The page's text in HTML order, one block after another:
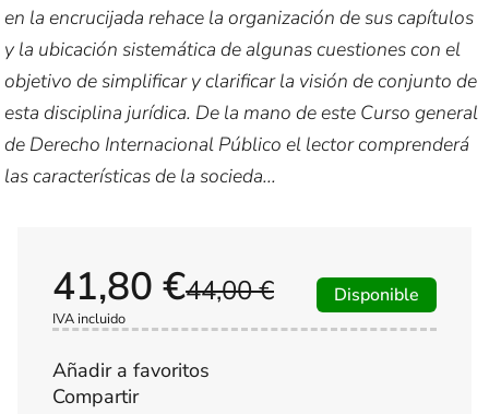
en la encrucijada rehace la organización de sus capítulos
y la ubicación sistemática de algunas cuestiones con el
objetivo de simplificar y clarificar la visión de conjunto de
esta disciplina jurídica. De la mano de este Curso general
de Derecho Internacional Público el lector comprenderá
las características de la socieda...
44,00 €
41,80 €
IVA incluido
Disponible
Añadir a favoritos
Compartir